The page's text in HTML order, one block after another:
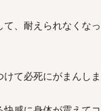
、耐えられなくな
て必死にがまんしま